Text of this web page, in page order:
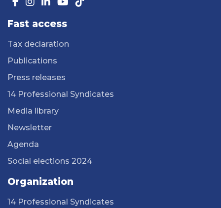
Fast access
Tax declaration
Publications
Press releases
14 Professional Syndicates
Media library
Newsletter
Agenda
Social elections 2024
Organization
14 Professional Syndicates